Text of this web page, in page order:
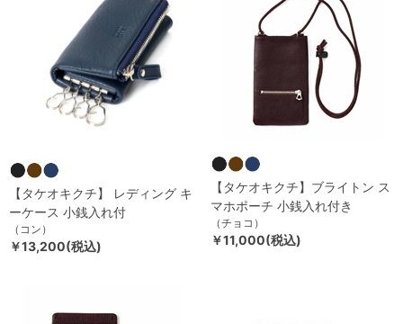
【タケオキクチ】 レディング キ
ーケース 小銭入れ付
（コン）
￥13,200(税込)
【タケオキクチ】ブライトン ス
マホポーチ 小銭入れ付き
（チョコ）
￥11,000(税込)